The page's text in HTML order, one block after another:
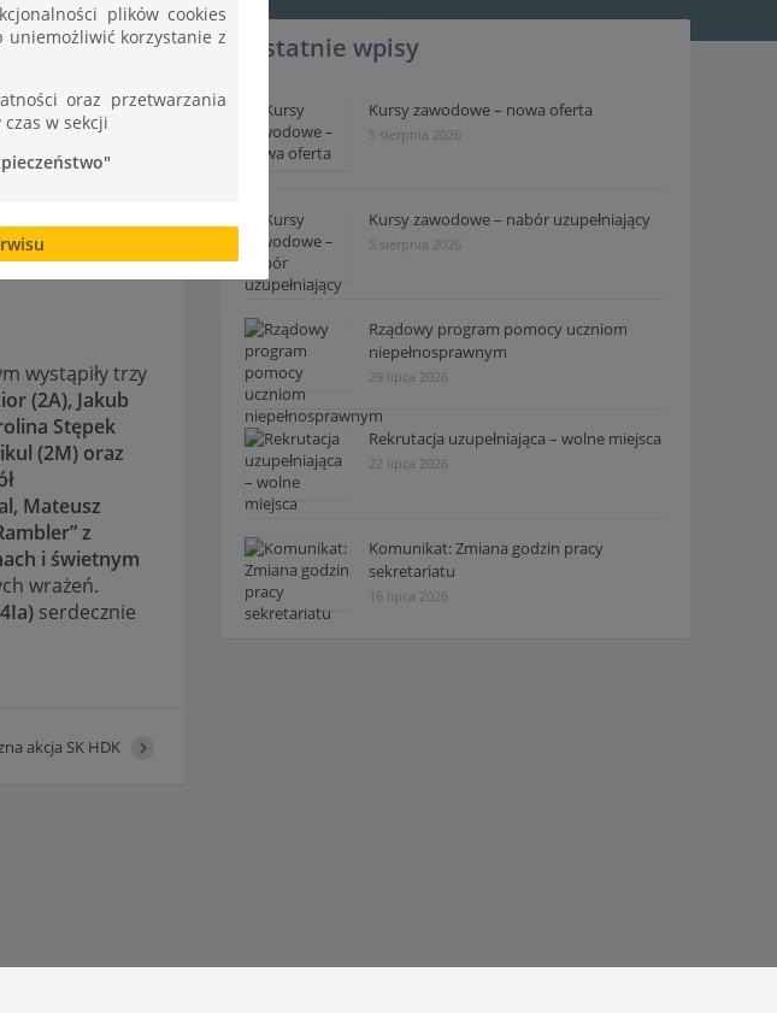
wystąpiły trzy
(2A), Jakub
Stępek
(2M) oraz
Mateusz
z
i świetnym
wrażeń.
serdecznie
akcja SK HDK
Ostatnie wpisy
Kursy zawodowe – nowa oferta
5 sierpnia 2026
Kursy zawodowe – nabór uzupełniający
5 sierpnia 2026
Rządowy program pomocy uczniom
niepełnosprawnym
29 lipca 2026
Rekrutacja uzupełniająca – wolne miejsca
22 lipca 2026
Komunikat: Zmiana godzin pracy
sekretariatu
16 lipca 2026
plików cookies
korzystanie z
oraz przetwarzania
w sekcji